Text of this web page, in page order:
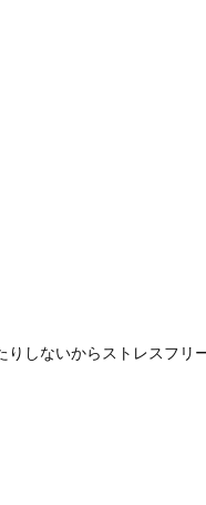
りしないからストレスフリ